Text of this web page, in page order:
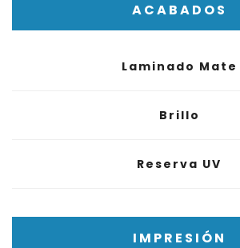
ACABADOS
Laminado Mate
Brillo
Reserva UV
IMPRESIÓN